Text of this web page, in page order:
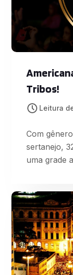
Tribos!
Leitura
Com
sertanejo,
uma grade
país, idades
Todas com
e manter a
desta